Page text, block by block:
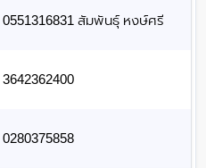
0551316831 สัมพันธุ์ หงษ์ศรี
3642362400
0280375858